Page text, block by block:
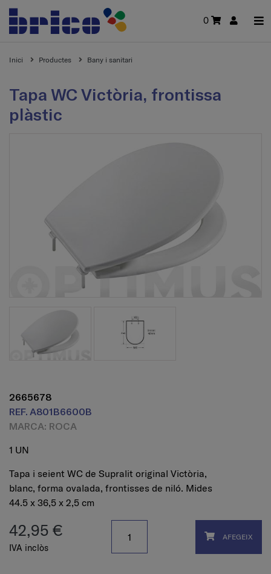
0
Inici Productes Bany i sanitari
Tapa WC Victòria, frontissa
plàstic
2665678
REF. A801B6600B
MARCA: ROCA
1 UN
Tapa i seient WC de Supralit original Victòria,
blanc, forma ovalada, frontisses de niló. Mides
44.5 x 36,5 x 2,5 cm
42,95 €
IVA inclòs
AFEGEIX